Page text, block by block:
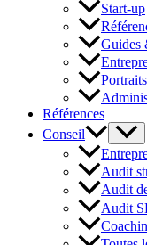
Start-up
Guides
Portraits
Références
Conseil
Audit
Audit
Audit